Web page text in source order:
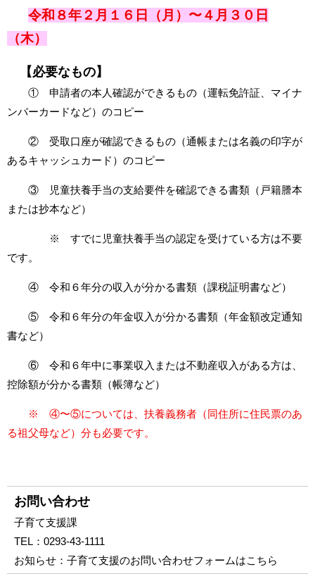
令和８年２月１６日（月）〜４ 月３０日
（木）
【必要なもの】
① 申請者の本人確認ができるもの（運転免許証、マイナ
ンバーカードなど）のコピー
② 受取口座が確認できるもの（通帳または名義の印字が
あるキャッシュカード）のコピー
③ 児童扶養手当の支給要件を確認できる書類（戸籍謄本
または抄本など）
※ すでに児童扶養手当の認定を受けている方は不要
です。
④ 令和６年分の収入が分かる書類（課税証明書など）
⑤ 令和６年分の年金収入が分かる書類（年金額改定通知
書など）
⑥ 令和６年中に事業収入または不動産収入がある方は、
控除額が分かる書類（帳簿など）
※ ④〜⑤については、扶養義務者（同住所に住民票のあ
る祖父母など）分も必要です。
お問い合わせ
子育て支援課
TEL： 0293-43-1111
お知らせ： 子育て支援のお問い合わせフォームはこちら